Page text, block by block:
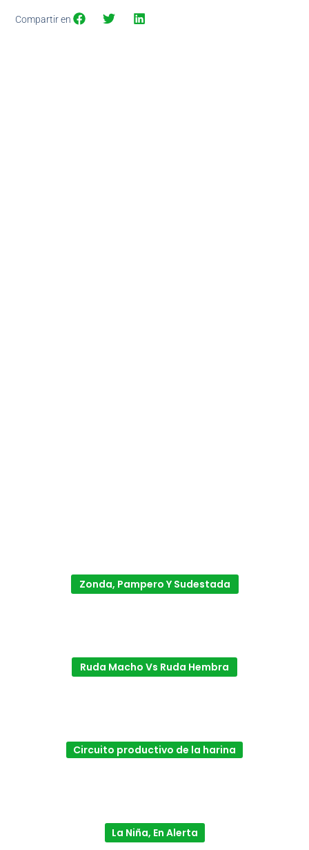
Compartir en
Zonda, Pampero Y Sudestada
Ruda Macho Vs Ruda Hembra
Circuito productivo de la harina
La Niña, En Alerta